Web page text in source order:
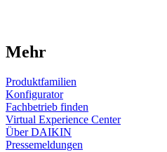
Mehr
Produktfamilien
Konfigurator
Fachbetrieb finden
Virtual Experience Center
Über DAIKIN
Pressemeldungen